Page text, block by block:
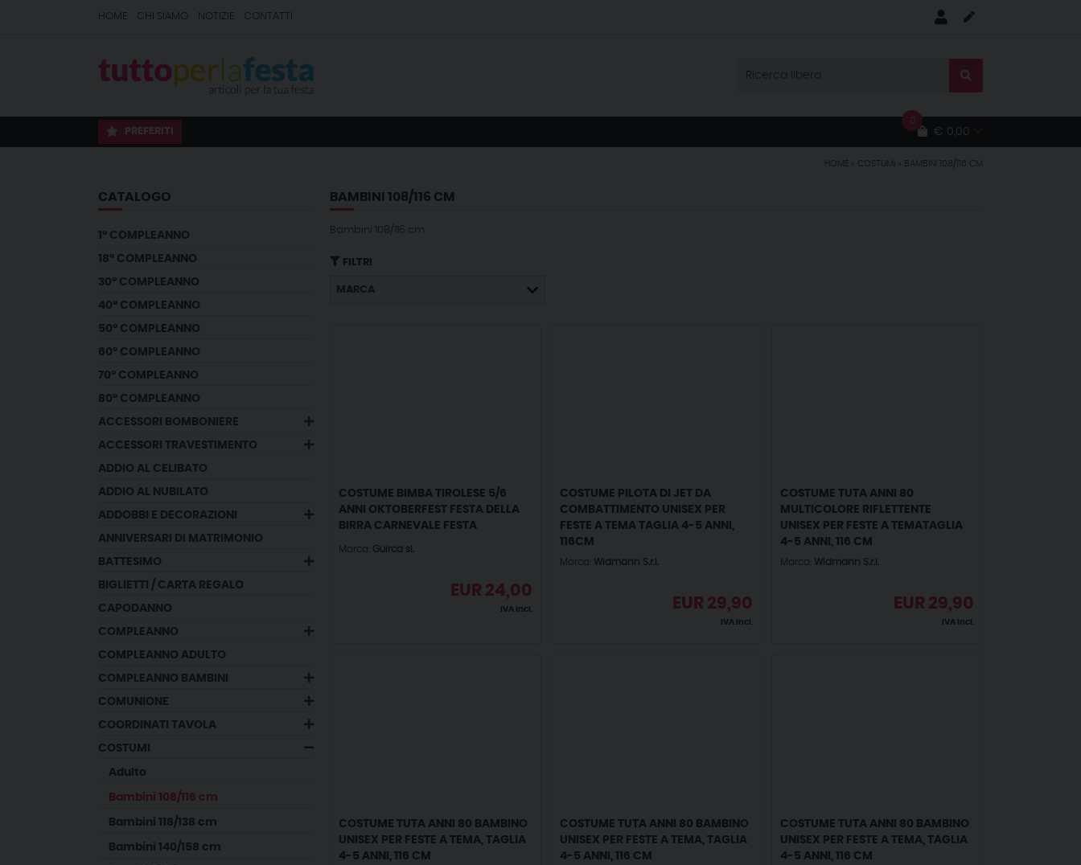
HOME CHI SIAMO NOTIZIE CONTATTI
PREFERITI
0
€ 0,00
HOME COSTUMI BAMBINI 108/116 CM
CATALOGO
1° COMPLEANNO
18° COMPLEANNO
30° COMPLEANNO
40° COMPLEANNO
50° COMPLEANNO
60° COMPLEANNO
70° COMPLEANNO
80° COMPLEANNO
ACCESSORI BOMBONIERE
ACCESSORI TRAVESTIMENTO
ADDIO AL CELIBATO
ADDIO AL NUBILATO
ADDOBBI E DECORAZIONI
ANNIVERSARI DI MATRIMONIO
BATTESIMO
BIGLIETTI / CARTA REGALO
CAPODANNO
COMPLEANNO
COMPLEANNO ADULTO
COMPLEANNO BAMBINI
COMUNIONE
COORDINATI TAVOLA
COSTUMI
adulto
bambini 108/116 cm
bambini 118/138 cm
bambini 140/158 cm
BAMBINI 108/116 CM
Bambini 108/116 cm
FILTRI
MARCA
COSTUME BIMBA TIROLESE 5/6
ANNI OKTOBERFEST FESTA DELLA
BIRRA CARNEVALE FESTA
Marca: Guirca sl.
EUR 24,00
IVA incl.
COSTUME PILOTA DI JET DA
COMBATTIMENTO UNISEX PER
FESTE A TEMA TAGLIA 4-5 ANNI,
116CM
Marca: Widmann S.r.l.
EUR 29,90
IVA incl.
COSTUME TUTA ANNI 80
MULTICOLORE RIFLETTENTE
UNISEX PER FESTE A TEMATAGLIA
4-5 ANNI, 116 CM
Marca: Widmann S.r.l.
EUR 29,90
IVA incl.
COSTUME TUTA ANNI 80 BAMBINO
UNISEX PER FESTE A TEMA, TAGLIA
4-5 ANNI, 116 CM
COSTUME TUTA ANNI 80 BAMBINO
UNISEX PER FESTE A TEMA, TAGLIA
4-5 ANNI, 116 CM
COSTUME TUTA ANNI 80 BAMBINO
UNISEX PER FESTE A TEMA, TAGLIA
4-5 ANNI, 116 CM